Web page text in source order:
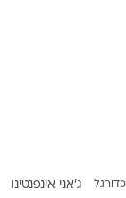
ג'אני אינפנטינו